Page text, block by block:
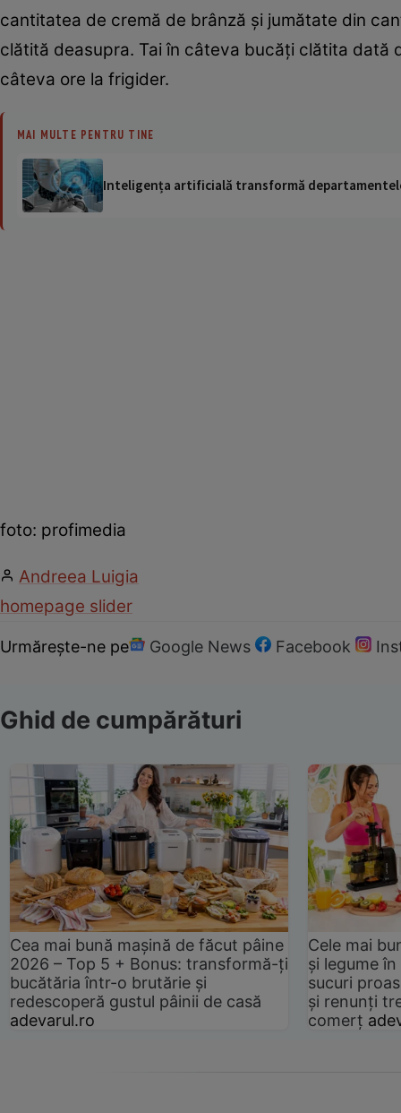
cantitatea de cremă de brânză şi jumătate din
clătită deasupra. Tai în câteva bucăţi clătita
câteva ore la frigider.
MAI MULTE PENTRU TINE
Inteligența artificială transformă
foto: profimedia
Andreea Luigia
homepage slider
Urmărește-ne pe Google News Facebook
Ghid de cumpărături
Cea mai bună mașină de făcut pâine
2026 – Top 5 + Bonus: transformă-ți
bucătăria într-o brutărie și
redescoperă gustul pâinii de casă
adevarul.ro
Cele mai
și legume
sucuri
și renunți
comerț